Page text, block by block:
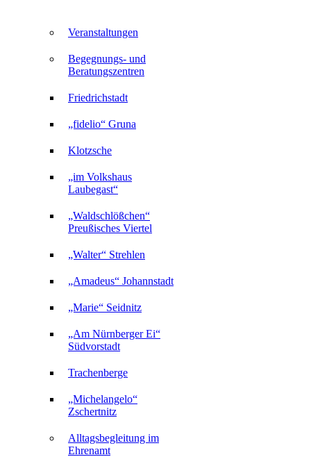
Veranstaltungen
Begegnungs- und
Beratungszentren
Friedrichstadt
„fidelio“ Gruna
Klotzsche
„im Volkshaus
Laubegast“
„Waldschlößchen“
Preußisches Viertel
„Walter“ Strehlen
„Amadeus“ Johannstadt
„Marie“ Seidnitz
„Am Nürnberger Ei“
Südvorstadt
Trachenberge
„Michelangelo“
Zschertnitz
Alltagsbegleitung im
Ehrenamt